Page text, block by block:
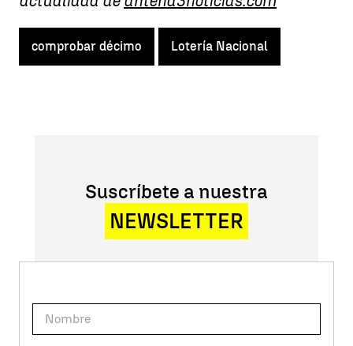
comprobar décimo Lotería Nacional
Suscríbete a nuestra
NEWSLETTER